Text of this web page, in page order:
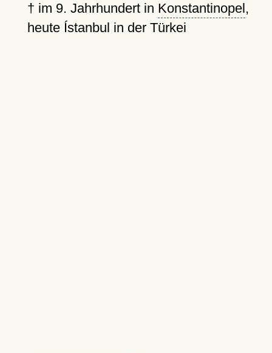
† im 9. Jahrhundert in Konstantinopel,
heute Ístanbul in der Türkei